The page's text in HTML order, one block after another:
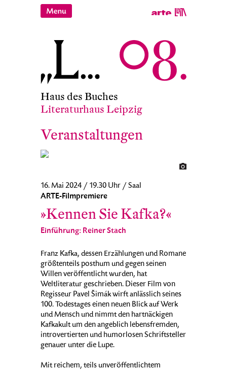
Haus des Buches
Literaturhaus Leipzig
Veranstaltungen
16. Mai 2024 / 19.30 Uhr / Saal
ARTE-Filmpremiere
»Kennen Sie Kafka?«
Einführung: Reiner Stach
Franz Kafka, dessen Erzählungen und Romane
größtenteils posthum und gegen seinen
Willen veröffentlicht wurden, hat
Weltliteratur geschrieben. Dieser Film von
Regisseur Pavel Šimák wirft anlässlich seines
100. Todestages einen neuen Blick auf Werk
und Mensch und nimmt den hartnäckigen
Kafkakult um den angeblich lebensfremden,
introvertierten und humorlosen Schriftsteller
genauer unter die Lupe.
Mit reichem, teils unveröffentlichtem